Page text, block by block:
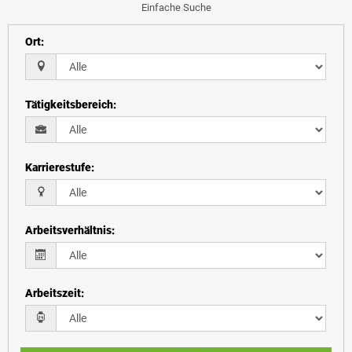
Einfache Suche
Ort:
Tätigkeitsbereich:
Karrierestufe:
Arbeitsverhältnis:
Arbeitszeit: